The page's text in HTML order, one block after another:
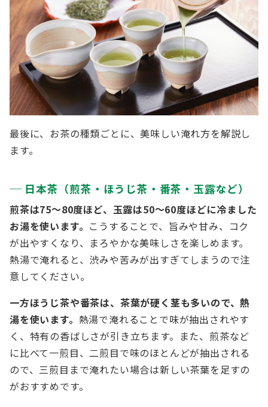
最後に、お茶の種類ごとに、美味しい淹れ方を解説し
ます。
日本茶（煎茶・ほうじ茶・番茶・玉露など）
煎茶は75～80度ほど、玉露は50～60度ほどに冷ました
お湯を使います。 こうすることで、旨みや甘み、コク
が出やすくなり、まろやかな美味しさを楽しめます。
熱湯で淹れると、渋みや苦みが出すぎてしまうので注
意してください。
一方ほうじ茶や番茶は、茶葉が硬く茎も多いので、熱
湯を使います。 熱湯で淹れることで味が抽出されやす
く、特有の香ばしさが引き立ちます。また、煎茶など
に比べて一煎目、二煎目で味のほとんどが抽出される
ので、三煎目まで淹れたい場合は新しい茶葉を足すの
がおすすめです。